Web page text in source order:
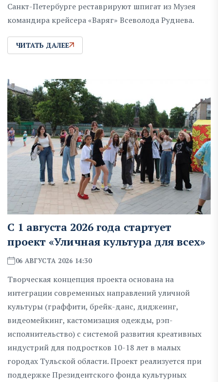
Санкт-Петербурге реставрируют шпигат из Музея
командира крейсера «Варяг» Всеволода Руднева.
ЧИТАТЬ ДАЛЕЕ
С 1 августа 2026 года стартует
проект «Уличная культура для всех»
06 АВГУСТА 2026 14:30
Творческая концепция проекта основана на
интеграции современных направлений уличной
культуры (граффити, брейк-данс, диджеинг,
видеомейкинг, кастомизация одежды, рэп-
исполнительство) с системой развития креативных
индустрий для подростков 10-18 лет в малых
городах Тульской области. Проект реализуется при
поддержке Президентского фонда культурных